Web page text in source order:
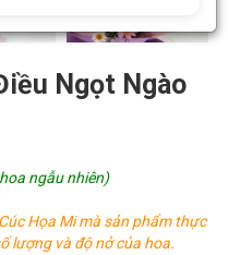
Ngọt Ngào
ngẫu nhiên)
Họa Mi mà sản phẩm thực
lượng và độ nở của hoa.